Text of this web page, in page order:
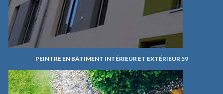
PEINTRE EN BÂTIMENT INTÉRIEUR ET EXTÉRIEUR 59